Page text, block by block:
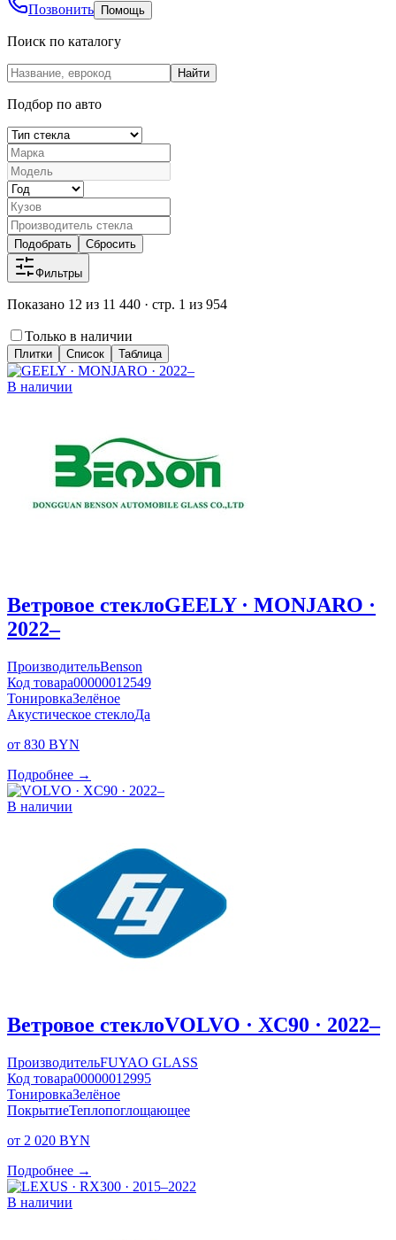
Позвонить Помощь
Поиск по каталогу
Найти
Подбор по авто
Подобрать Сбросить
Фильтры
Показано 12 из 11 440 · стр. 1 из 954
Только в наличии
Плитки Список Таблица
В наличии
Ветровое стеклоGEELY · MONJARO ·
2022–
ПроизводительBenson
Код товара00000012549
ТонировкаЗелёное
Акустическое стеклоДа
от 830 BYN
Подробнее →
В наличии
Ветровое стеклоVOLVO · XC90 · 2022–
ПроизводительFUYAO GLASS
Код товара00000012995
ТонировкаЗелёное
ПокрытиеТеплопоглощающее
от 2 020 BYN
Подробнее →
В наличии